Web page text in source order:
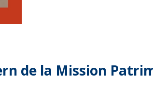
de la Mission